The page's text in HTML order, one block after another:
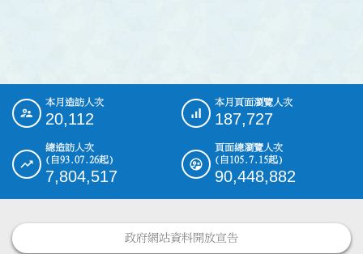
::: 本月造訪人次
20,112
本月頁面瀏覽人次
187,727
總造訪人次
(自93.07.26起)
7,804,517
頁面總瀏覽人次
(自105.7.15起)
90,448,882
政府網站資料開放宣告